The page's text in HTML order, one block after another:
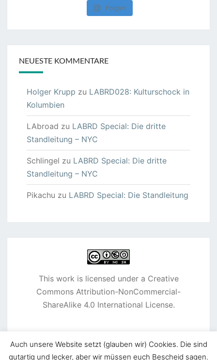
Folgen
NEUESTE KOMMENTARE
Holger Krupp zu LABRD028: Kulturschock in
Kolumbien
LAbroad zu LABRD Special: Die dritte
Standleitung – NYC
Schlingel zu LABRD Special: Die dritte
Standleitung – NYC
Pikachu zu LABRD Special: Die Standleitung
This work is licensed under a Creative
Commons Attribution-NonCommercial-
ShareAlike 4.0 International License.
Auch unsere Website setzt (glauben wir) Cookies. Die sind
gutartig und lecker, aber wir müssen euch Bescheid sagen.